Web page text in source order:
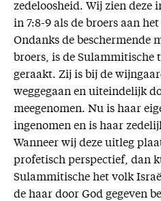
zedeloosheid. Wij zien deze
in 7:8-9 als de broers aan
Ondanks de beschermende
broers, is de Sulammitische
geraakt. Zij is bij de
weggegaan en uiteindelijk
meegenomen. Nu is haar
ingenomen en is haar
Wanneer wij deze uitleg
profetisch perspectief, dan
Sulammitische het volk
de haar door God gegeven